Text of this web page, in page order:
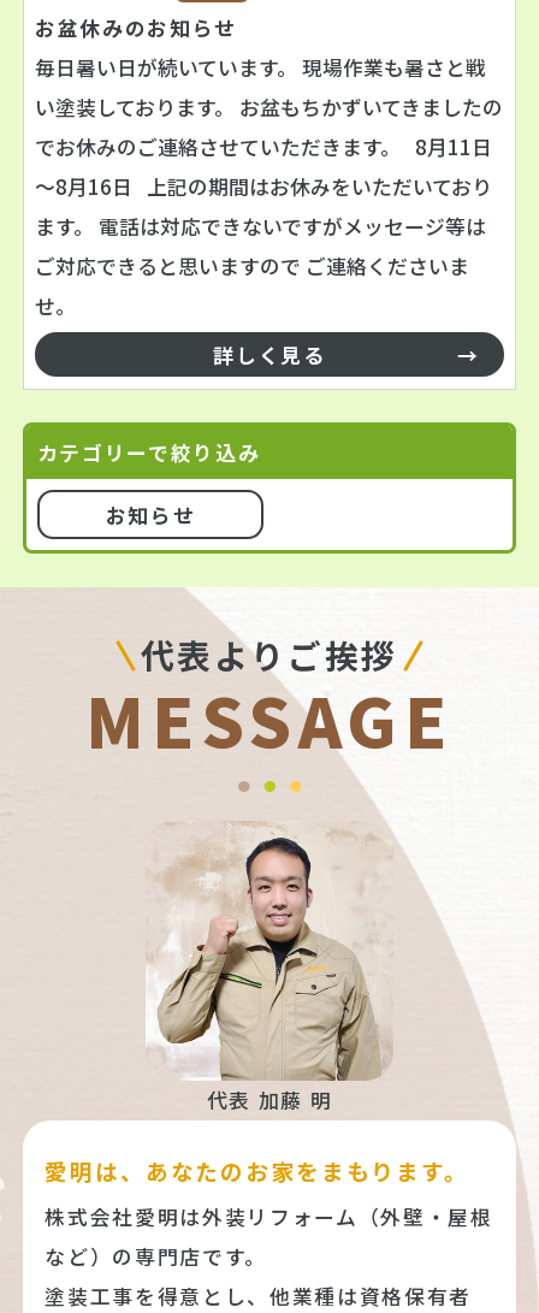
お盆休みのお知らせ
毎日暑い日が続いています。 現場作業も暑さと戦
い塗装しております。 お盆もちかずいてきましたの
でお休みのご連絡させていただきます。 8月11日
～8月16日 上記の期間はお休みをいただいており
ます。 電話は対応できないですがメッセージ等は
ご対応できると思いますので ご連絡くださいま
せ。
詳しく見る
カテゴリーで絞り込み
お知らせ
代表よりご挨拶
MESSAGE
代表 加藤 明
愛明は、あなたのお家をまもります。
株式会社愛明は外装リフォーム（外壁・屋根
など）の専門店です。
塗装工事を得意とし、他業種は資格保有者